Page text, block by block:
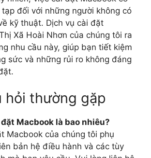
đối với những người không có
kỹ thuật. Dịch vụ cài đặt
Xã Hoài Nhơn của chúng tôi ra
nhu cầu này, giúp bạn tiết kiệm
sức và những rủi ro không đáng
hỏi thường gặp
Macbook là bao nhiêu?
Macbook của chúng tôi phụ
bản hệ điều hành và các tùy